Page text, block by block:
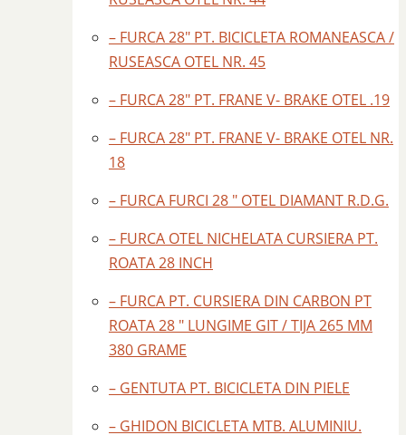
– FURCA 28″ PT. BICICLETA ROMANEASCA /
RUSEASCA OTEL NR. 45
– FURCA 28″ PT. FRANE V- BRAKE OTEL .19
– FURCA 28″ PT. FRANE V- BRAKE OTEL NR.
18
– FURCA FURCI 28 " OTEL DIAMANT R.D.G.
– FURCA OTEL NICHELATA CURSIERA PT.
ROATA 28 INCH
– FURCA PT. CURSIERA DIN CARBON PT
ROATA 28 " LUNGIME GIT / TIJA 265 MM
380 GRAME
– GENTUTA PT. BICICLETA DIN PIELE
– GHIDON BICICLETA MTB. ALUMINIU.